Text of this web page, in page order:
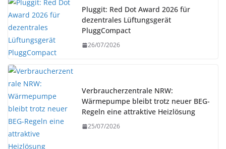
Pluggit: Red Dot Award 2026 für
dezentrales Lüftungsgerät
PluggCompact
26/07/2026
Verbraucherzentrale NRW:
Wärmepumpe bleibt trotz neuer BEG-
Regeln eine attraktive Heizlösung
25/07/2026